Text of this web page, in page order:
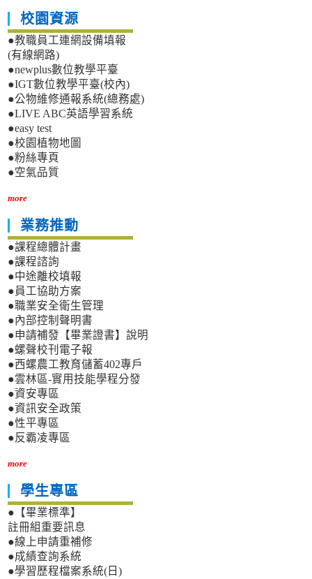
校園資源
●教職員工連網設備填報
(有線網路)
●newplus數位教學平臺
●IGT數位教學平臺(校內)
●公物維修通報系統(總務處)
●LIVE ABC英語學習系統
●easy test
●校園植物地圖
●粉絲專頁
●空氣品質
more
業務推動
●課程總體計畫
●課程諮詢
●中途離校填報
●員工協助方案
●職業安全衛生管理
●內部控制聲明書
●申請補發【畢業證書】說明
●螺聲校刊電子報
●西螺農工教育儲蓄402專戶
●雲林區-實用技能學程分發
●資安專區
●資訊安全政策
●性平專區
●反霸凌專區
more
學生專區
●【畢業標準】
註冊組重要訊息
●線上申請重補修
●成績查詢系統
●學習歷程檔案系統(日)